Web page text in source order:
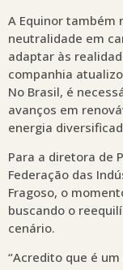
A Equinor também
neutralidade em
adaptar às
companhia
No Brasil, é
avanços em
energia
Para a diretora de
Federação das
Fragoso, o
buscando o
cenário.
“Acredito que é